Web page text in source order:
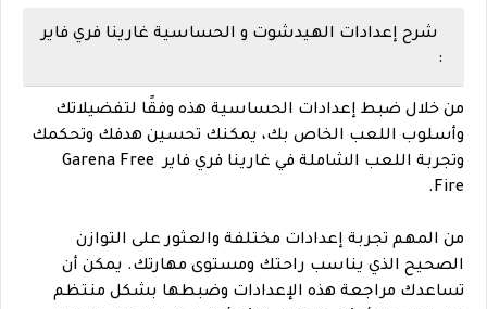
شرح إعدادات الهيدشوت و الحساسية غارينا فري فاير
:
من خلال ضبط إعدادات الحساسية هذه وفقًا لتفضيلاتك
وأسلوب اللعب الخاص بك، يمكنك تحسين هدفك وتحكمك
وتجربة اللعب الشاملة في غارينا فري فاير Garena Free
Fire.
من المهم تجربة إعدادات مختلفة والعثور على التوازن
الصحيح الذي يناسب راحتك ومستوى مهارتك. يمكن أن
تساعدك مراجعة هذه الإعدادات وضبطها بشكل منتظم